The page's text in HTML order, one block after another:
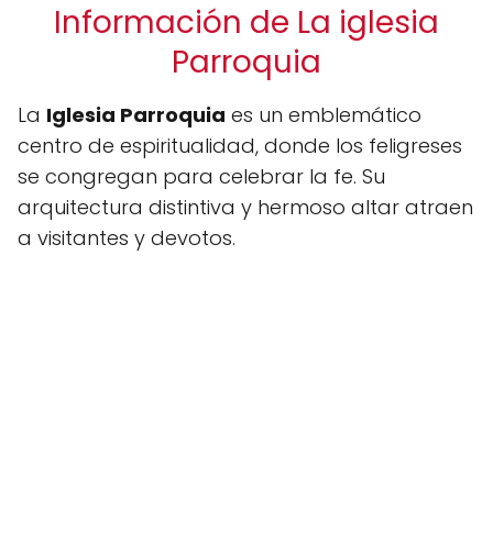
Información de La iglesia
Parroquia
La Iglesia Parroquia es un emblemático
centro de espiritualidad, donde los feligreses
se congregan para celebrar la fe. Su
arquitectura distintiva y hermoso altar atraen
a visitantes y devotos.